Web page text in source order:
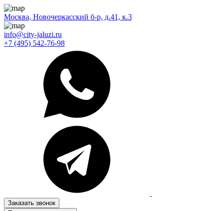
Москва, Новочеркасский б-р, д.41, к.3
info@city-jaluzi.ru
+7 (495) 542-76-98
Заказать звонок